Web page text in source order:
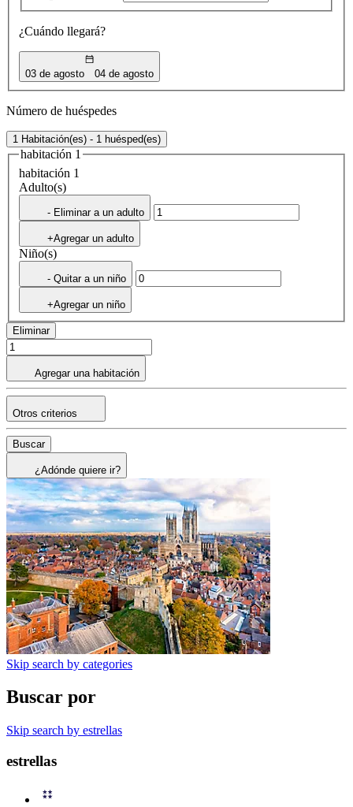
¿Cuándo llegará?
03 de agosto 04 de agosto
Número de huéspedes
1 Habitación(es) - 1 huésped(es)
habitación 1
habitación 1
Adulto(s)
- Eliminar a un adulto
+Agregar un adulto
Niño(s)
- Quitar a un niño
+Agregar un niño
Eliminar
Agregar una habitación
Otros criterios
Buscar
¿Adónde quiere ir?
Skip search by categories
Buscar por
Skip search by estrellas
estrellas